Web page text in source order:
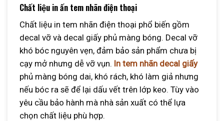
Chất liệu in ấn tem nhãn điện thoại
Chất liệu in tem nhãn điện thoại phổ biến gồm
decal vỡ và decal giấy phủ màng bóng. Decal vỡ
khó bóc nguyên vẹn, đảm bảo sản phẩm chưa bị
cạy mở nhưng dễ vỡ vụn. In tem nhãn decal giấy
phủ màng bóng dai, khó rách, khó làm giả nhưng
nếu bóc ra sẽ để lại dấu vết trên lớp keo. Tùy vào
yêu cầu bảo hành mà nhà sản xuất có thể lựa
chọn chất liệu phù hợp.